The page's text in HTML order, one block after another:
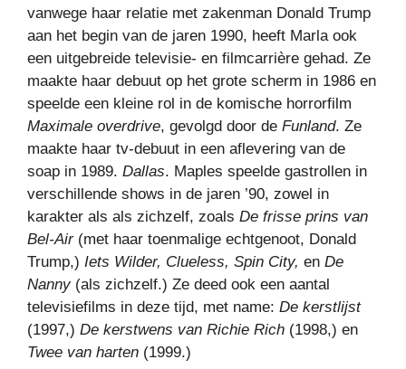
vanwege haar relatie met zakenman Donald Trump
aan het begin van de jaren 1990, heeft Marla ook
een uitgebreide televisie- en filmcarrière gehad. Ze
maakte haar debuut op het grote scherm in 1986 en
speelde een kleine rol in de komische horrorfilm
Maximale overdrive, gevolgd door de Funland. Ze
maakte haar tv-debuut in een aflevering van de
soap in 1989. Dallas. Maples speelde gastrollen in
verschillende shows in de jaren ’90, zowel in
karakter als als zichzelf, zoals De frisse prins van
Bel-Air(met haar toenmalige echtgenoot, Donald
Trump,) Iets Wilder, Clueless, Spin City, en De
Nanny(als zichzelf.) Ze deed ook een aantal
televisiefilms in deze tijd, met name: De kerstlijst
(1997,) De kerstwens van Richie Rich (1998,) en
Twee van harten (1999.)